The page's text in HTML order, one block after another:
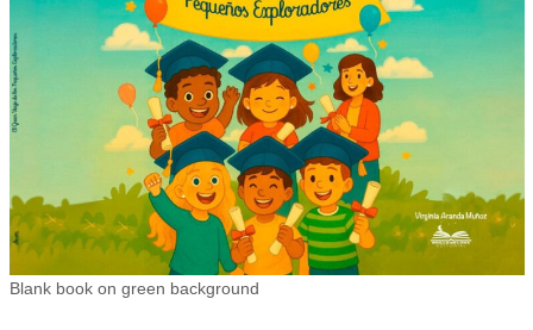
Blank book on green background